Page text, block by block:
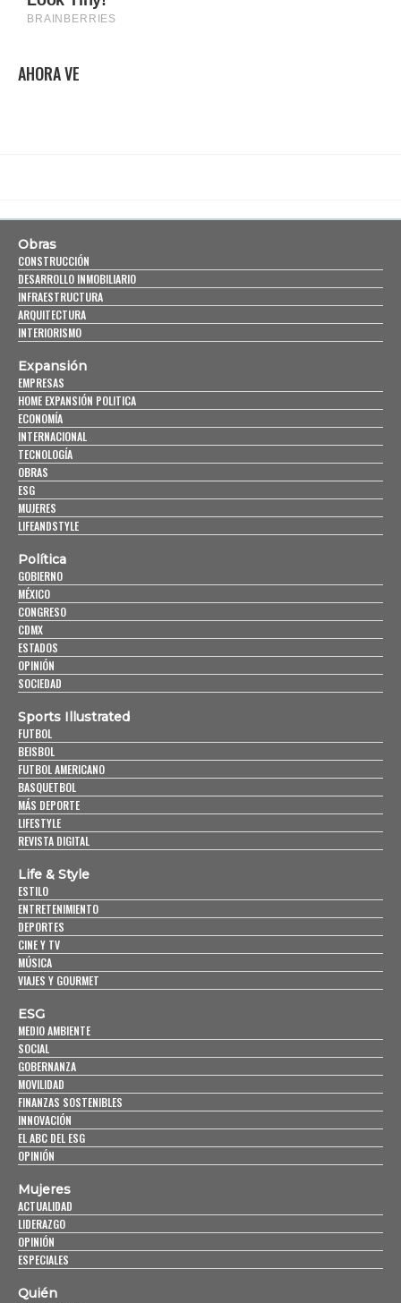
AHORA VE
Obras
CONSTRUCCIÓN
DESARROLLO INMOBILIARIO
INFRAESTRUCTURA
ARQUITECTURA
INTERIORISMO
Expansión
EMPRESAS
HOME EXPANSIÓN POLITICA
ECONOMÍA
INTERNACIONAL
TECNOLOGÍA
OBRAS
ESG
MUJERES
LIFEANDSTYLE
Política
GOBIERNO
MÉXICO
CONGRESO
CDMX
ESTADOS
OPINIÓN
SOCIEDAD
Sports Illustrated
FUTBOL
BEISBOL
FUTBOL AMERICANO
BASQUETBOL
MÁS DEPORTE
LIFESTYLE
REVISTA DIGITAL
Life & Style
ESTILO
ENTRETENIMIENTO
DEPORTES
CINE Y TV
MÚSICA
VIAJES Y GOURMET
ESG
MEDIO AMBIENTE
SOCIAL
GOBERNANZA
MOVILIDAD
FINANZAS SOSTENIBLES
INNOVACIÓN
EL ABC DEL ESG
OPINIÓN
Mujeres
ACTUALIDAD
LIDERAZGO
OPINIÓN
ESPECIALES
Quién